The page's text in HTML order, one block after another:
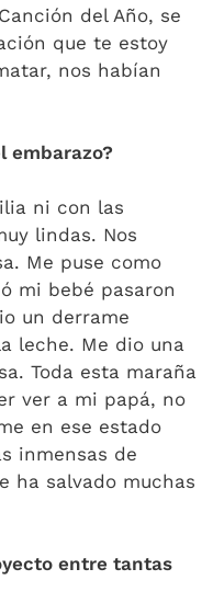
del Año, se
que te estoy
nos habían
embarazo?
ni con las
lindas. Nos
Me puse como
mi bebé pasaron
un derrame
leche. Me dio una
Toda esta maraña
ver a mi papá, no
en ese estado
inmensas de
ha salvado muchas
entre tantas